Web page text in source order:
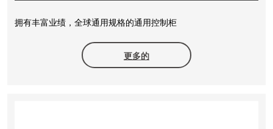
拥有丰富业绩，全球通用规格的通用控制柜
更多的